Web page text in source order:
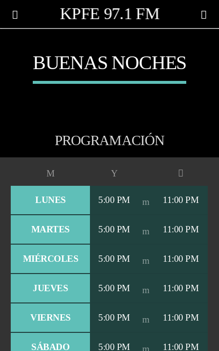
KPFE 97.1 FM
CANCIÓN ACTUAL
TÍTULO
PROGRAMA ACTUAL
PROGRAMACIÓN VARIADA
12:00 AM 6:00 AM
Promise Radio
BUENAS NOCHES
PROGRAMACIÓN
LUNES 5:00 PM 11:00 PM
MARTES 5:00 PM 11:00 PM
MIÉRCOLES 5:00 PM 11:00 PM
JUEVES 5:00 PM 11:00 PM
VIERNES 5:00 PM 11:00 PM
SÁBADO 5:00 PM 11:00 PM